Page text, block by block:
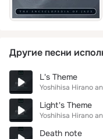
Другие песни
L's Theme
Yoshihisa Hirano
Light's Theme
Yoshihisa Hirano
Death note